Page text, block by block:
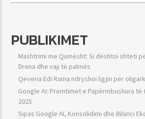
PUBLIKIMET
Mashtrimi me Qumësht: Si dështoi shteti
Drena dhe vaji të palmës
Qeveria Edi Rama ndryshoi ligjin për
Google AI: Premtimet e Papërmbushura të
2025
Sipas Google AI, Konsolidimi dhe Bilanci